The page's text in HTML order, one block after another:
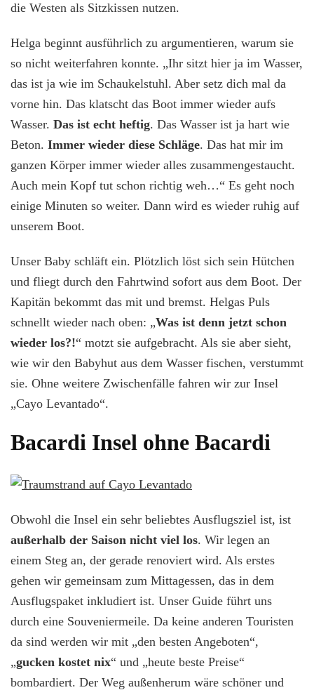
die Westen als Sitzkissen nutzen.
Helga beginnt ausführlich zu argumentieren, warum sie
so nicht weiterfahren konnte. „Ihr sitzt hier ja im Wasser,
das ist ja wie im Schaukelstuhl. Aber setz dich mal da
vorne hin. Das klatscht das Boot immer wieder aufs
Wasser. Das ist echt heftig. Das Wasser ist ja hart wie
Beton. Immer wieder diese Schläge. Das hat mir im
ganzen Körper immer wieder alles zusammengestaucht.
Auch mein Kopf tut schon richtig weh…“ Es geht noch
einige Minuten so weiter. Dann wird es wieder ruhig auf
unserem Boot.
Unser Baby schläft ein. Plötzlich löst sich sein Hütchen
und fliegt durch den Fahrtwind sofort aus dem Boot. Der
Kapitän bekommt das mit und bremst. Helgas Puls
schnellt wieder nach oben: „Was ist denn jetzt schon
wieder los?!“ motzt sie aufgebracht. Als sie aber sieht,
wie wir den Babyhut aus dem Wasser fischen, verstummt
sie. Ohne weitere Zwischenfälle fahren wir zur Insel
„Cayo Levantado“.
Bacardi Insel ohne Bacardi
Obwohl die Insel ein sehr beliebtes Ausflugsziel ist, ist
außerhalb der Saison nicht viel los. Wir legen an
einem Steg an, der gerade renoviert wird. Als erstes
gehen wir gemeinsam zum Mittagessen, das in dem
Ausflugspaket inkludiert ist. Unser Guide führt uns
durch eine Souveniermeile. Da keine anderen Touristen
da sind werden wir mit „den besten Angeboten“,
„gucken kostet nix“ und „heute beste Preise“
bombardiert. Der Weg außenherum wäre schöner und